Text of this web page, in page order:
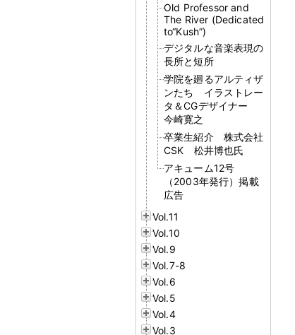
Old Professor and
The River (Dedicated
to“Kush”)
デジタルな音楽表現の
長所と短所
学院を廻るアルティザ
ンたち イラストレー
タ＆CGデザイナー
今崎寛之
卒業生紹介 株式会社
CSK 松井博也氏
アキューム12号
（2003年発行）掲載
広告
Vol.11
Vol.10
Vol.9
Vol.7-8
Vol.6
Vol.5
Vol.4
Vol.3